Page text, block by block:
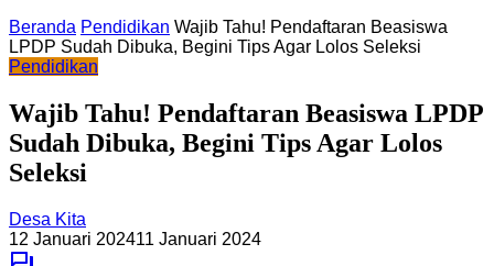
Beranda Pendidikan Wajib Tahu! Pendaftaran Beasiswa
LPDP Sudah Dibuka, Begini Tips Agar Lolos Seleksi
Pendidikan
Wajib Tahu! Pendaftaran Beasiswa LPDP
Sudah Dibuka, Begini Tips Agar Lolos
Seleksi
Desa Kita
12 Januari 202411 Januari 2024